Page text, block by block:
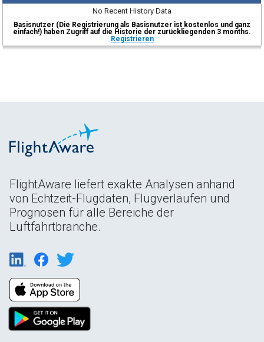
No Recent History Data
Basisnutzer (Die Registrierung als Basisnutzer ist kostenlos und ganz
einfach!) haben Zugriff auf die Historie der zurückliegenden 3 months.
Registrieren
FlightAware liefert exakte Analysen anhand
von Echtzeit-Flugdaten, Flugverläufen und
Prognosen für alle Bereiche der
Luftfahrtbranche.